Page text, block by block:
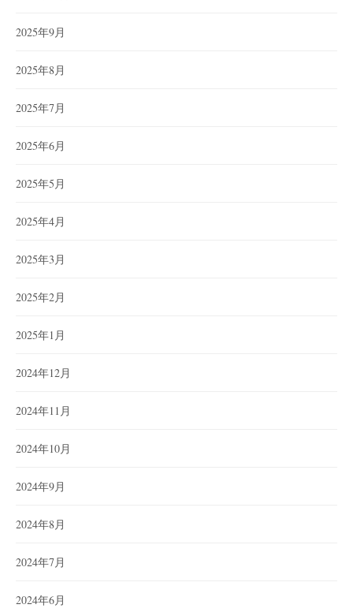
2025年9月
2025年8月
2025年7月
2025年6月
2025年5月
2025年4月
2025年3月
2025年2月
2025年1月
2024年12月
2024年11月
2024年10月
2024年9月
2024年8月
2024年7月
2024年6月